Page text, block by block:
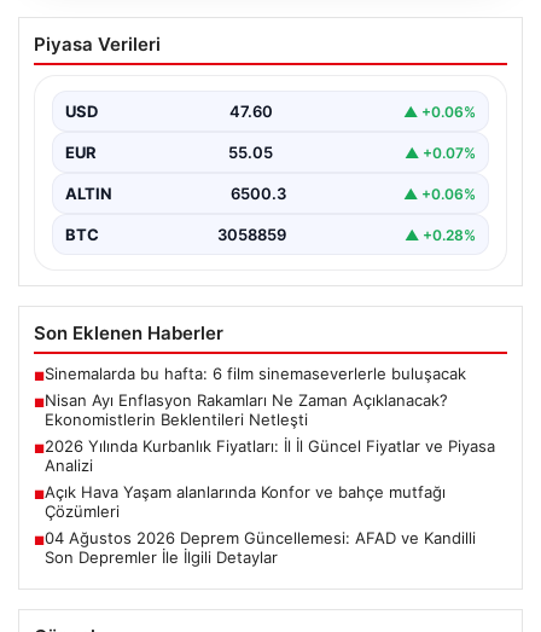
Nisan Ayı Enflasyon Rakamları Ne
Zaman Açıklanacak? Ekonomistlerin
Türkiye İstatistik Kurumu (TÜİK) tarafından açıklanacak
Piyasa Verileri
USD 47.60 ▲ +0.06%
EUR 55.05 ▲ +0.07%
ALTIN 6500.3 ▲ +0.06%
BTC 3058859 ▲ +0.28%
Son Eklenen Haberler
■Sinemalarda bu hafta: 6 film sinemaseverlerle buluşacak
■Nisan Ayı Enflasyon Rakamları Ne Zaman Açıklanacak?
Ekonomistlerin Beklentileri Netleşti
■2026 Yılında Kurbanlık Fiyatları: İl İl Güncel Fiyatlar ve Piyasa
Analizi
■Açık Hava Yaşam alanlarında Konfor ve bahçe mutfağı
Çözümleri
■04 Ağustos 2026 Deprem Güncellemesi: AFAD ve Kandilli
Son Depremler İle İlgili Detaylar